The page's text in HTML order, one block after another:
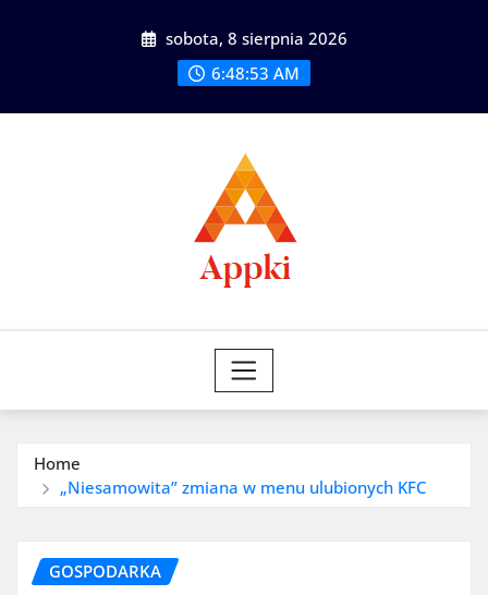
sobota, 8 sierpnia 2026
6:48:55 AM
Home
„Niesamowita” zmiana w menu ulubionych KFC
GOSPODARKA